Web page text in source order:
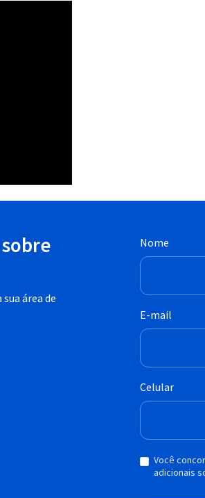
área de
Nome
E-mail
Celular
Você
adicionais